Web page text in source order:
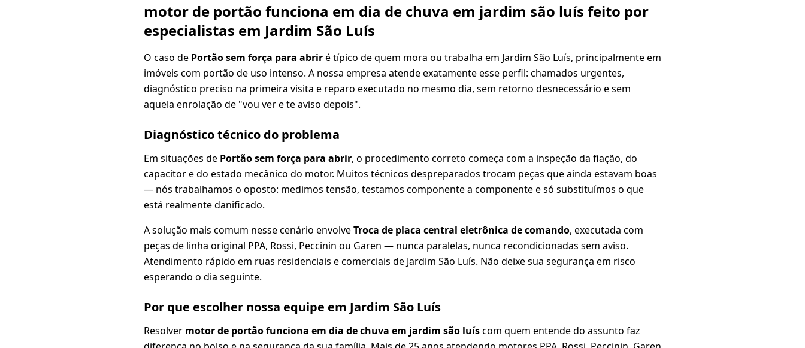
motor de portão funciona em dia de chuva em jardim são luís feito por
especialistas em Jardim São Luís
O caso de Portão sem força para abriré típico de quem mora ou trabalha em Jardim São Luís, principalmente em
imóveis com portão de uso intenso. A nossa empresa atende exatamente esse perfil: chamados urgentes,
diagnóstico preciso na primeira visita e reparo executado no mesmo dia, sem retorno desnecessário e sem
aquela enrolação de "vou ver e te aviso depois".
Diagnóstico técnico do problema
Em situações de Portão sem força para abrir, o procedimento correto começa com a inspeção da fiação, do
capacitor e do estado mecânico do motor. Muitos técnicos despreparados trocam peças que ainda estavam boas
— nós trabalhamos o oposto: medimos tensão, testamos componente a componente e só substituímos o que
está realmente danificado.
A solução mais comum nesse cenário envolveTroca de placa central eletrônica de comando, executada com
peças de linha original PPA, Rossi, Peccinin ou Garen — nunca paralelas, nunca recondicionadas sem aviso.
Atendimento rápido em ruas residenciais e comerciais de Jardim São Luís. Não deixe sua segurança em risco
esperando o dia seguinte.
Por que escolher nossa equipe em Jardim São Luís
Resolver motor de portão funciona em dia de chuva em jardim são luíscom quem entende do assunto faz